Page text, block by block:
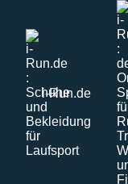
i-Run.de